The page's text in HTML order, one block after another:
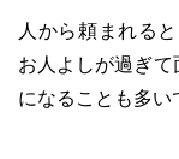
人から頼まれる
お人よしが過ぎ
になることも多い